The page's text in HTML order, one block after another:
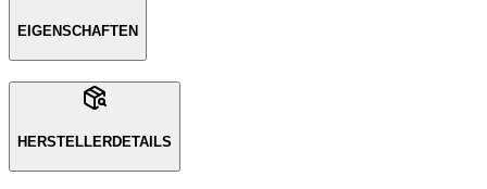
EIGENSCHAFTEN
HERSTELLERDETAILS